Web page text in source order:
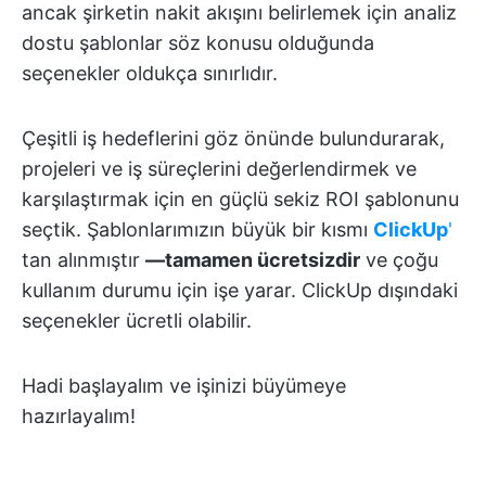
ancak şirketin nakit akışını belirlemek için analiz
dostu şablonlar söz konusu olduğunda
seçenekler oldukça sınırlıdır.
Çeşitli iş hedeflerini göz önünde bulundurarak,
projeleri ve iş süreçlerini değerlendirmek ve
karşılaştırmak için en güçlü sekiz ROI şablonunu
seçtik. Şablonlarımızın büyük bir kısmı ClickUp'
tan alınmıştır —tamamen ücretsizdir ve çoğu
kullanım durumu için işe yarar. ClickUp dışındaki
seçenekler ücretli olabilir.
Hadi başlayalım ve işinizi büyümeye
hazırlayalım!